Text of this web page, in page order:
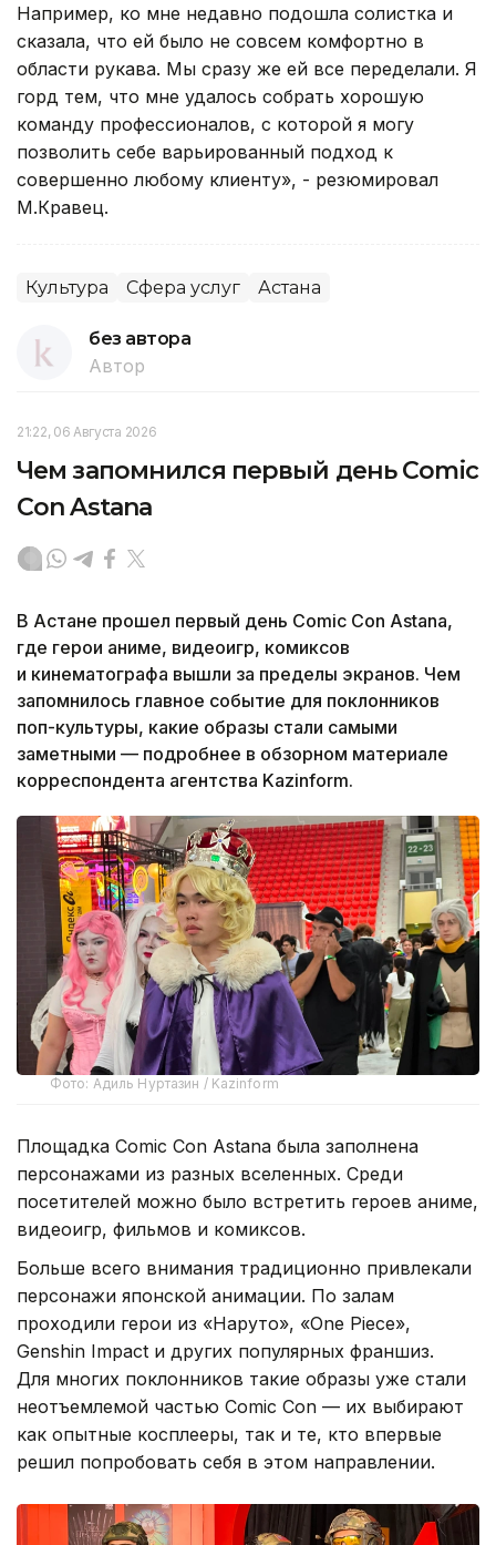
Например, ко мне недавно подошла солистка и
сказала, что ей было не совсем комфортно в
области рукава. Мы сразу же ей все переделали. Я
горд тем, что мне удалось собрать хорошую
команду профессионалов, с которой я могу
позволить себе варьированный подход к
совершенно любому клиенту», - резюмировал
М.Кравец.
Культура Сфера услуг Астана
без автора
Автор
21:22, 06 Августа 2026
Чем запомнился первый день Comic
Con Astana
В Астане прошел первый день Comic Con Astana,
где герои аниме, видеоигр, комиксов
и кинематографа вышли за пределы экранов. Чем
запомнилось главное событие для поклонников
поп-культуры, какие образы стали самыми
заметными — подробнее в обзорном материале
корреспондента агентства Kazinform.
Фото: Адиль Нуртазин / Kazinform
Площадка Comic Con Astana была заполнена
персонажами из разных вселенных. Среди
посетителей можно было встретить героев аниме,
видеоигр, фильмов и комиксов.
Больше всего внимания традиционно привлекали
персонажи японской анимации. По залам
проходили герои из «Наруто», «One Piece»,
Genshin Impact и других популярных франшиз.
Для многих поклонников такие образы уже стали
неотъемлемой частью Comic Con — их выбирают
как опытные косплееры, так и те, кто впервые
решил попробовать себя в этом направлении.